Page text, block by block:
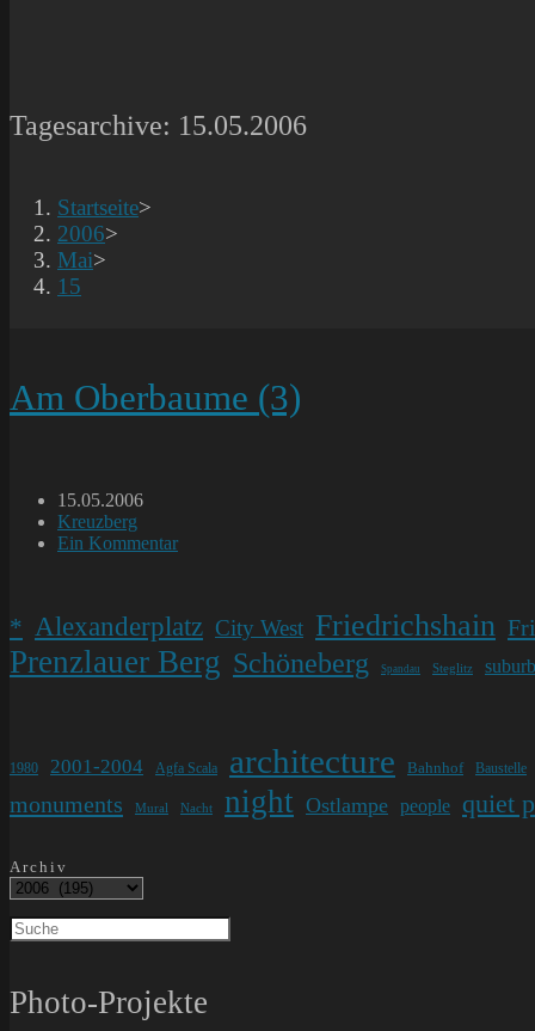
Tagesarchive: 15.05.2006
Startseite>
2006>
Mai>
15
Am Oberbaume (3)
Beitrag
veröffentlicht:
15.05.2006
Beitrags-
Kategorie:
Kreuzberg
Beitrags-
Ein Kommentar
* Alexanderplatz City West Friedrichshain
Prenzlauer Berg Schöneberg Spandau Steglitz suburb
1980 2001-2004 Agfa Scala architecture Bahnhof Baustelle
monuments Mural Nacht night Ostlampe people quiet
Archiv
Photo-Projekte